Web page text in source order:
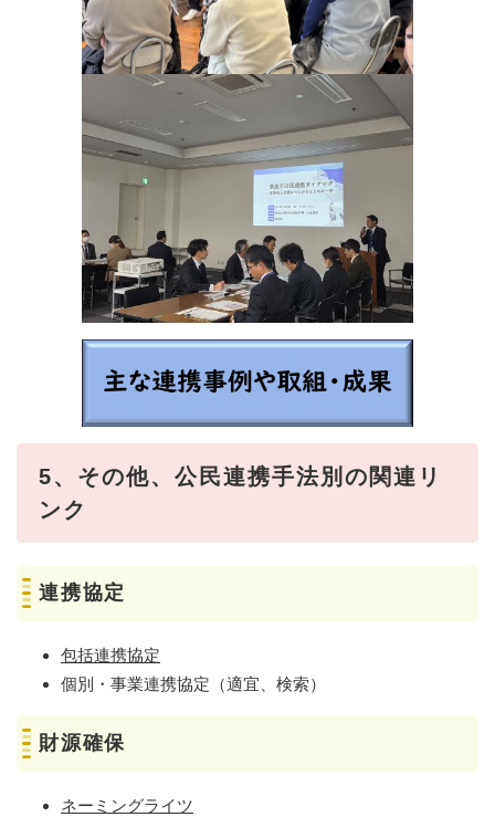
5、その他、公民連携手法別の関連リ
ンク
連携協定
包括連携協定
個別・事業連携協定（適宜、検索）
財源確保
ネーミングライツ